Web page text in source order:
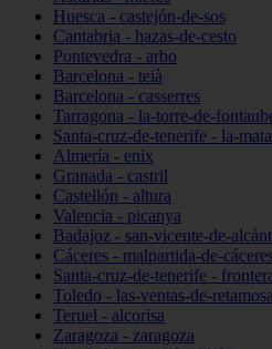
Huesca - castejón-de-sos
Cantabria - hazas-de-cesto
Pontevedra - arbo
Barcelona - teià
Barcelona - casserres
Tarragona - la-torre-de-
Santa-cruz-de-tenerife - la-
Almería - enix
Granada - castril
Castellón - altura
Valencia - picanya
Badajoz - san-vicente-de-
Cáceres - malpartida-de-
Santa-cruz-de-tenerife -
Toledo - las-ventas-de-retamosa
Teruel - alcorisa
Zaragoza - zaragoza